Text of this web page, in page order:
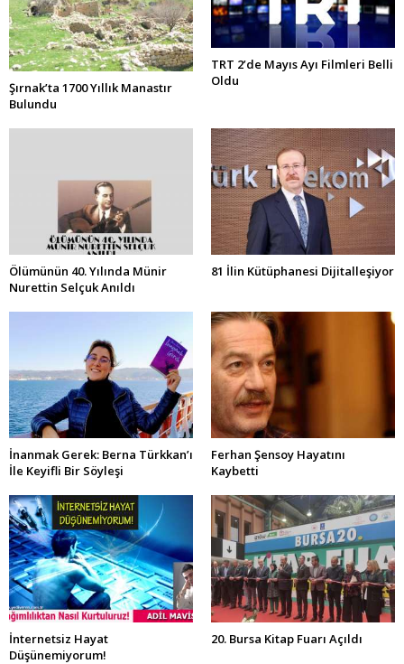
Şırnak’ta 1700 Yıllık Manastır
Bulundu
TRT 2’de Mayıs Ayı Filmleri Belli
Oldu
Ölümünün 40. Yılında Münir
Nurettin Selçuk Anıldı
81 İlin Kütüphanesi Dijitalleşiyor
İnanmak Gerek: Berna Türkkan’ı
İle Keyifli Bir Söyleşi
Ferhan Şensoy Hayatını
Kaybetti
İnternetsiz Hayat
Düşünemiyorum!
20. Bursa Kitap Fuarı Açıldı